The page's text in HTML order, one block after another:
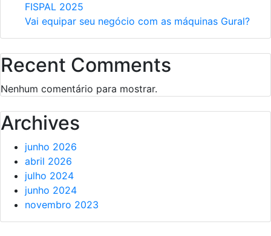
FISPAL 2025
Vai equipar seu negócio com as máquinas Gural?
Recent Comments
Nenhum comentário para mostrar.
Archives
junho 2026
abril 2026
julho 2024
junho 2024
novembro 2023